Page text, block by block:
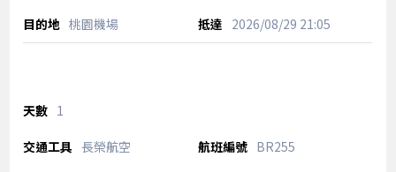
桃園機場 2026/08/29 21:05
1
長榮航空 BR255